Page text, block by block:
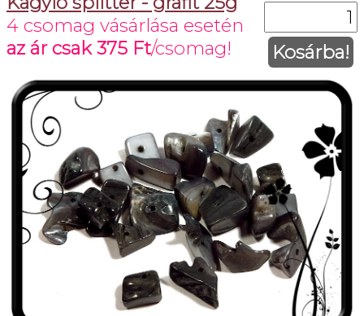
4 csomag vásárlása esetén
az ár csak375 Ft/csomag! Kosárba!